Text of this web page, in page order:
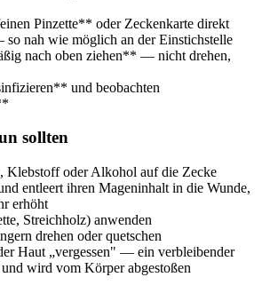
Pinzette** oder Zeckenkarte direkt
nah wie möglich an der Einstichstelle
nach oben ziehen** — nicht drehen,
und beobachten
sollten
Klebstoff oder Alkohol auf die Zecke
entleert ihren Mageninhalt in die Wunde,
erhöht
Streichholz) anwenden
drehen oder quetschen
Haut „vergessen" — ein verbleibender
wird vom Körper abgestoßen